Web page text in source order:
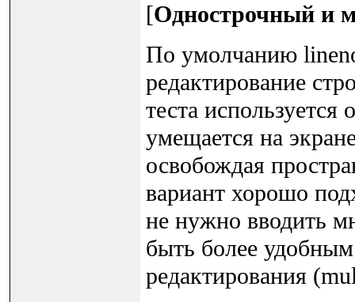
[Однострочный и
По умолчанию
редактирование
теста используется
умещается на
освобождая
вариант хорошо
не нужно вводить
быть более
редактирования